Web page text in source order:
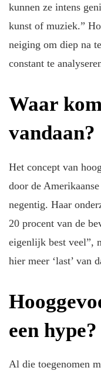
kunnen ze intens
kunst of muziek.”
neiging om diep na
constant te
Waar
vandaan?
Het concept van
door de
negentig. Haar
20 procent van de
eigenlijk best veel”,
hier meer ‘last’ van
een hype?
Al die toegenomen